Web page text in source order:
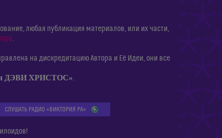
любая публикация материалов, или их части,
.
на дискредитацию Автора и Её Идеи, они все
ДЭВИ ХРИСТОС».
СЛУШАТЬ РАДИО «ВИКТОРИЯ РА»